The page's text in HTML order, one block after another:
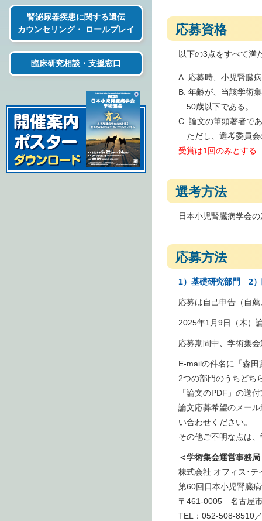
腎泌尿器疾患に関する遺伝
カウンセリング・ ロールプレイ
臨床研究相談・支援窓口
応募資格
以下の3点をすべて満
A. 応募時、小児腎臓
B. 年齢が、当該学術
50歳以下である。
C. 論文の筆頭著者で
ただし、選考委員
受賞は1回のみとする
選考方法
日本小児腎臓病学会
応募方法
1）基礎研究部門 2）
応募は自己申告（自
2025年1月9日（木）
応募期間中、学術集
E-mailの件名に「森
2つの部門のうちどち
「論文のPDF」の送
論文応募希望のメー
い合わせください。
その他ご不明な点は
＜学術集会運営事務局
株式会社 オフィス･テ
第60回日本小児腎臓
〒461-0005 名古屋
TEL：052-508-8510